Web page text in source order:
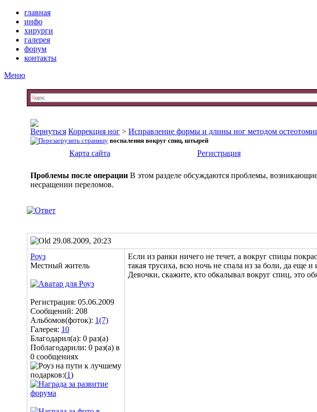
главная
инфо
хирурги
галерея
форум
контакты
Меню
Коррекция ног > Исправление формы и длины ног методом
воспаления вокруг спиц, штырей
Карта сайта
Регистрация
Проблемы после операции В этом разделе обсуждаются проблемы,
несращении переломов.
29.08.2009, 20:23
Роуз
Местный житель
Регистрация: 05.06.2009
Сообщений: 208
Альбомов(фоток): 1(7)
Галерея: 10
Благодарил(а): 0 раз(а)
Поблагодарили: 0 раз(а) в
0 сообщениях
подарков:(1)
Если из ранки ничего не течет, а вокруг спицы
такая трусиха, всю ночь не спала из за боли, да
Девочки, скажите, кто обкалывал вокруг спиц, это